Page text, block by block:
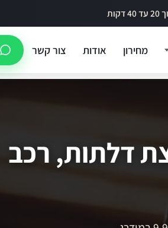
מחירון אודות צור קשר
דלתות, רכב